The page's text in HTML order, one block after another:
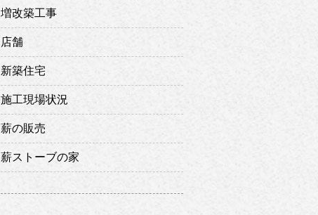
増改築工事
店舗
新築住宅
施工現場状況
薪の販売
薪ストーブの家